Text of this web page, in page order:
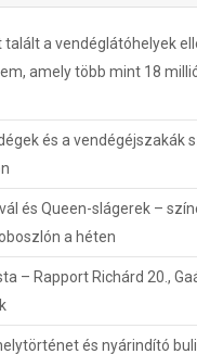
talált a vendéglátóhelyek
amely több mint 18
és a vendégéjszakák
és Queen-slágerek –
a héten
– Rapport Richárd 20.,
és nyárindító